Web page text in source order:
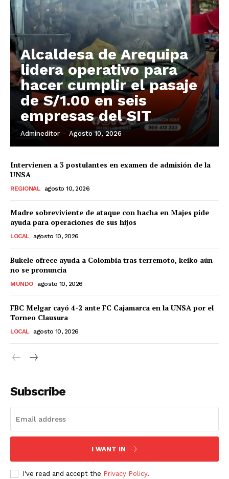
SUSCRIBETE
Alcaldesa de Arequipa
lidera operativo para
hacer cumplir el pasaje
de S/1.00 en seis
empresas del SIT
Admineditor - Agosto 10, 2026
Intervienen a 3 postulantes en examen de admisión de la
UNSA
REGIONAL agosto 10, 2026
Madre sobreviviente de ataque con hacha en Majes pide
ayuda para operaciones de sus hijos
LOCAL agosto 10, 2026
Bukele ofrece ayuda a Colombia tras terremoto, keiko aún
no se pronuncia
MUNDO agosto 10, 2026
FBC Melgar cayó 4-2 ante FC Cajamarca en la UNSA por el
Torneo Clausura
LOCAL agosto 10, 2026
Subscribe
I WANT IN
I've read and accept the Privacy Policy.